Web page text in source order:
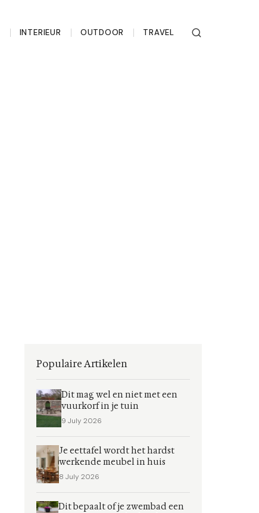
INTERIEUR OUTDOOR TRAVEL
Populaire Artikelen
Dit mag wel en niet met een
vuurkorf in je tuin
9 July 2026
Je eettafel wordt het hardst
werkende meubel in huis
8 July 2026
Dit bepaalt of je zwembad een